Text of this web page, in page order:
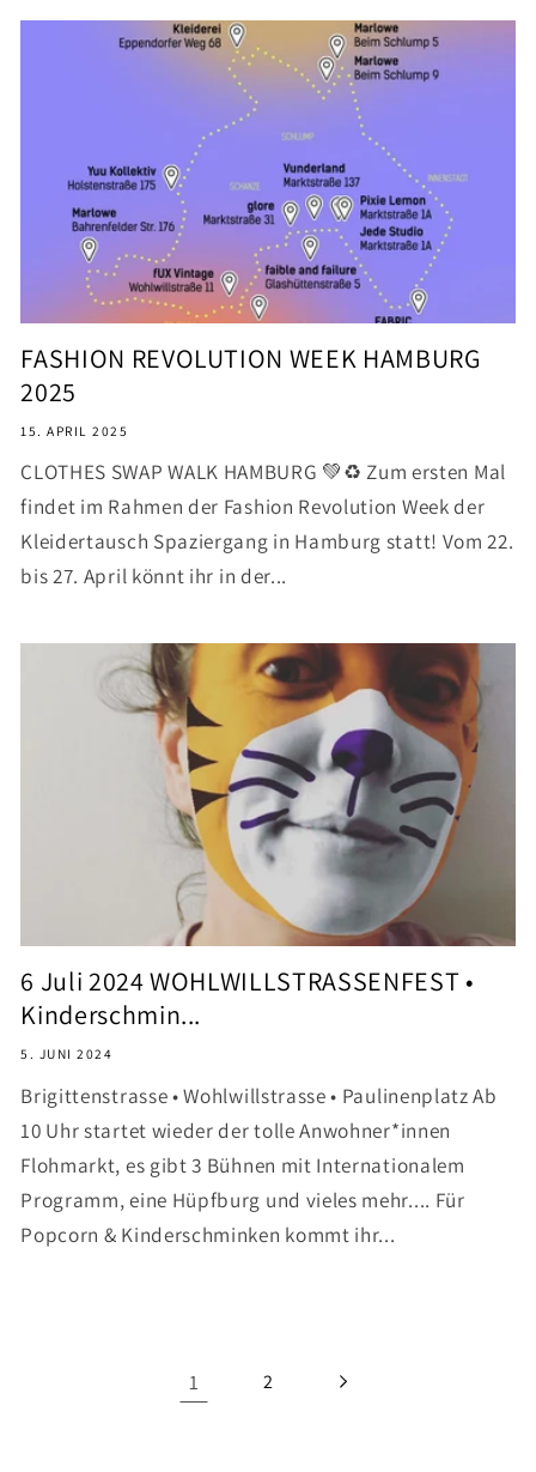
FASHION REVOLUTION WEEK HAMBURG
2025
15. APRIL 2025
CLOTHES SWAP WALK HAMBURG 💚♻️ Zum ersten Mal
findet im Rahmen der Fashion Revolution Week der
Kleidertausch Spaziergang in Hamburg statt! Vom 22.
bis 27. April könnt ihr in der...
6 Juli 2024 WOHLWILLSTRASSENFEST •
Kinderschmin...
5. JUNI 2024
Brigittenstrasse • Wohlwillstrasse • Paulinenplatz Ab
10 Uhr startet wieder der tolle Anwohner*innen
Flohmarkt, es gibt 3 Bühnen mit Internationalem
Programm, eine Hüpfburg und vieles mehr.... Für
Popcorn & Kinderschminken kommt ihr...
1 2